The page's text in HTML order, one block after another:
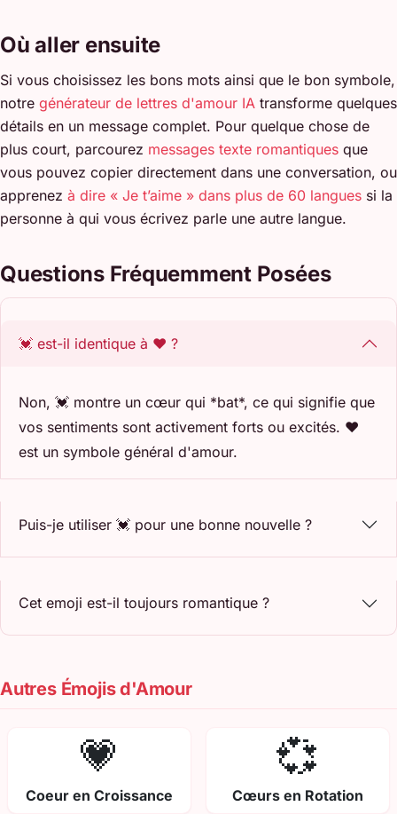
Où aller ensuite
Si vous choisissez les bons mots ainsi que le bon symbole,
notre générateur de lettres d'amour IA transforme quelques
détails en un message complet. Pour quelque chose de
plus court, parcourez messages texte romantiques que
vous pouvez copier directement dans une conversation, ou
apprenez à dire « Je t’aime » dans plus de 60 langues si la
personne à qui vous écrivez parle une autre langue.
Questions Fréquemment Posées
💓 est-il identique à ❤️ ?
Non, 💓 montre un cœur qui *bat*, ce qui signifie que
vos sentiments sont activement forts ou excités. ❤️
est un symbole général d'amour.
Puis-je utiliser 💓 pour une bonne nouvelle ?
Cet emoji est-il toujours romantique ?
Autres Émojis d'Amour
💗
Coeur en Croissance
💞
Cœurs en Rotation